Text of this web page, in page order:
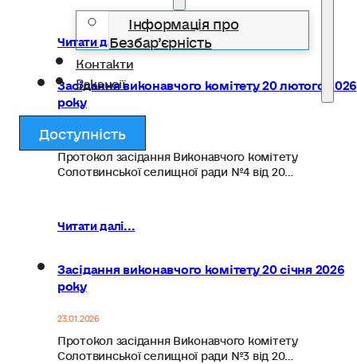
Інформація про
Безбар’єрність
Контакти
Вакансії
Доступність
Читати далі...
Засідання виконавчого комітету 20 лютого 2026
року
25.02.2026
Протокол засідання Виконавчого комітету
Солотвинської селищної ради №4 від 20…
Читати далі...
Засідання виконавчого комітету 20 січня 2026
року
23.01.2026
Протокол засідання Виконавчого комітету
Солотвинської селищної ради №3 від 20…